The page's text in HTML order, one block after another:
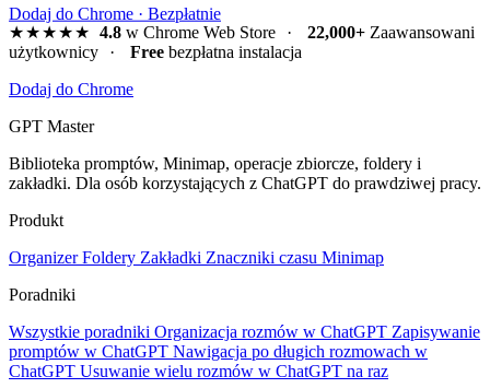
Dodaj do Chrome · Bezpłatnie
★★★★★ 4.8w Chrome Web Store · 22,000+Zaawansowani
użytkownicy
· Free bezpłatna instalacja
Dodaj do Chrome
GPT Master
Biblioteka promptów, Minimap, operacje zbiorcze, foldery i
zakładki. Dla osób korzystających z ChatGPT do prawdziwej pracy.
Produkt
OrganizerFoldery Zakładki Znaczniki czasu Minimap
Poradniki
Wszystkie poradniki Organizacja rozmów w ChatGPT Zapisywanie
promptów w ChatGPT Nawigacja po długich rozmowach w
ChatGPT Usuwanie wielu rozmów w ChatGPT na raz